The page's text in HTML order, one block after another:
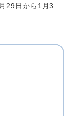
29日から1月3